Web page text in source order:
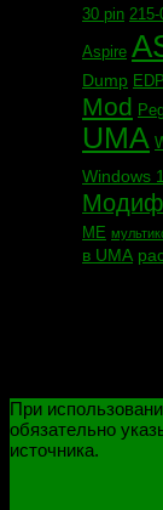
30 pin 215-
Aspire
Dump EDP
Mod
UMA
Windows
МЕ
в UMA
При
обязательно
источника.